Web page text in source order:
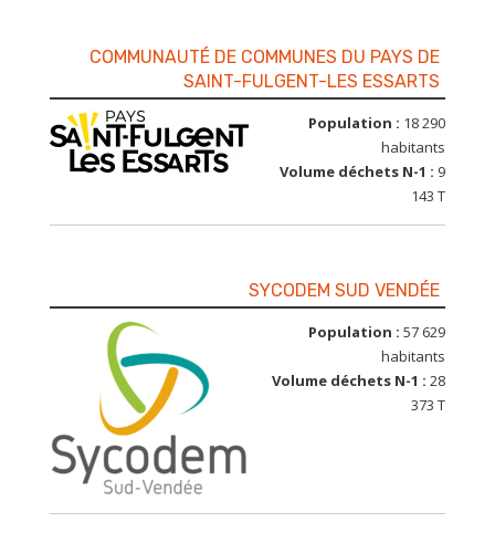
COMMUNAUTÉ DE COMMUNES DU PAYS DE
SAINT-FULGENT-LES ESSARTS
Population : 18 290
habitants
Volume déchets N-1 : 9
143 T
SYCODEM SUD VENDÉE
Population : 57 629
habitants
Volume déchets N-1 : 28
373 T